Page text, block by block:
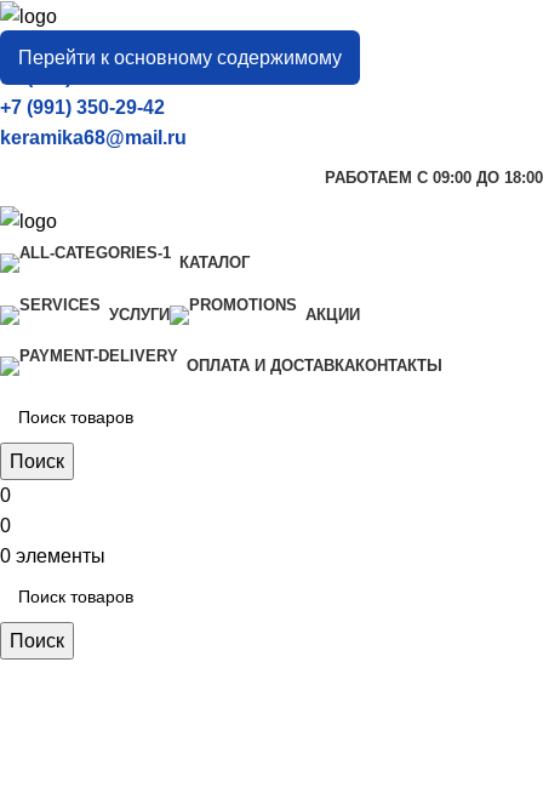
Перейти к основному содержимому
город
Тамбов
+7 (906) 657-33-54
+7 (991) 350-29-42
keramika68@mail.ru
РАБОТАЕМ С 09:00 ДО 18:00
КАТАЛОГ
УСЛУГИ АКЦИИ
ОПЛАТА И ДОСТАВКАКОНТАКТЫ
Поиск
0
0
0 элементы
Поиск